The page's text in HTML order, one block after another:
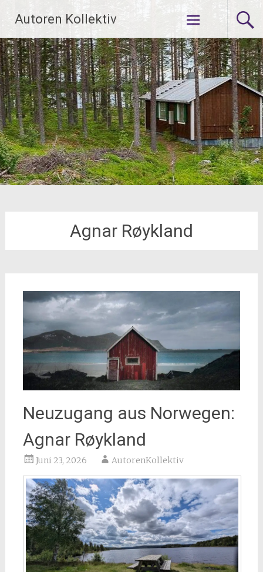
Inhalt
springen
Autoren Kollektiv
Agnar Røykland
Neuzugang aus Norwegen:
Agnar Røykland
Juni 23, 2026 AutorenKollektiv